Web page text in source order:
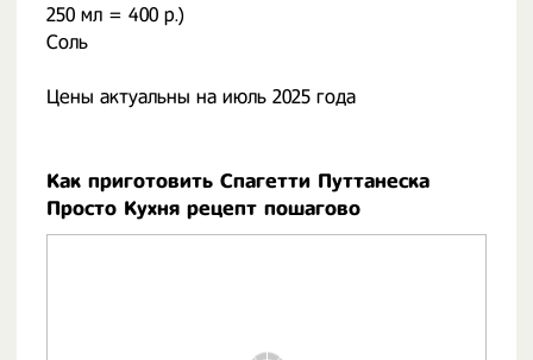
250 мл = 400 р.)
Соль
Цены актуальны на июль 2025 года
Как приготовить Спагетти Путтанеска
Просто Кухня рецепт пошагово